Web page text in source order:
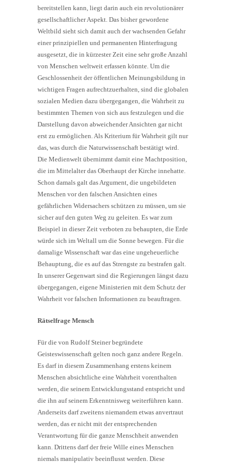
bereitstellen kann, liegt darin auch ein revolutionärer
gesellschaftlicher Aspekt. Das bisher gewordene
Weltbild sieht sich damit auch der wachsenden Gefahr
einer prinzipiellen und permanenten Hinterfragung
ausgesetzt, die in kürzester Zeit eine sehr große Anzahl
von Menschen weltweit erfassen könnte. Um die
Geschlossenheit der öffentlichen Meinungsbildung in
wichtigen Fragen aufrechtzuerhalten, sind die globalen
sozialen Medien dazu übergegangen, die Wahrheit zu
bestimmten Themen von sich aus festzulegen und die
Darstellung davon abweichender Ansichten gar nicht
erst zu ermöglichen. Als Kriterium für Wahrheit gilt nur
das, was durch die Naturwissenschaft bestätigt wird.
Die Medienwelt übernimmt damit eine Machtposition,
die im Mittelalter das Oberhaupt der Kirche innehatte.
Schon damals galt das Argument, die ungebildeten
Menschen vor den falschen Ansichten eines
gefährlichen Widersachers schützen zu müssen, um sie
sicher auf den guten Weg zu geleiten. Es war zum
Beispiel in dieser Zeit verboten zu behaupten, die Erde
würde sich im Weltall um die Sonne bewegen. Für die
damalige Wissenschaft war das eine ungeheuerliche
Behauptung, die es auf das Strengste zu bestrafen galt.
In unserer Gegenwart sind die Regierungen längst dazu
übergegangen, eigene Ministerien mit dem Schutz der
Wahrheit vor falschen Informationen zu beauftragen.
Rätselfrage Mensch
Für die von Rudolf Steiner begründete
Geisteswissenschaft gelten noch ganz andere Regeln.
Es darf in diesem Zusammenhang erstens keinem
Menschen absichtliche eine Wahrheit vorenthalten
werden, die seinem Entwicklungsstand entspricht und
die ihn auf seinem Erkenntnisweg weiterführen kann.
Anderseits darf zweitens niemandem etwas anvertraut
werden, das er nicht mit der entsprechenden
Verantwortung für die ganze Menschheit anwenden
kann. Drittens darf der freie Wille eines Menschen
niemals manipulativ beeinflusst werden. Diese